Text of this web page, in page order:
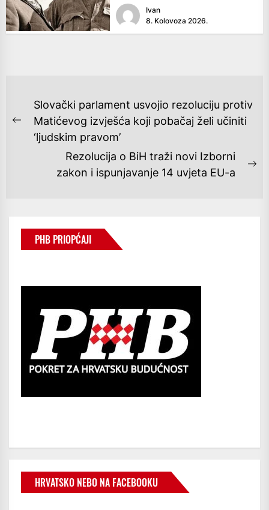
Ivan
8. Kolovoza 2026.
NAVIGACIJA
OBJAVA
Previous
post:
Slovački parlament usvojio rezoluciju protiv
Matićevog izvješća koji pobačaj želi učiniti
‘ljudskim pravom’
Rezolucija o BiH traži novi Izborni
zakon i ispunjavanje 14 uvjeta EU-a
PHB PRIOPĆAJI
HRVATSKO NEBO NA FACEBOOKU